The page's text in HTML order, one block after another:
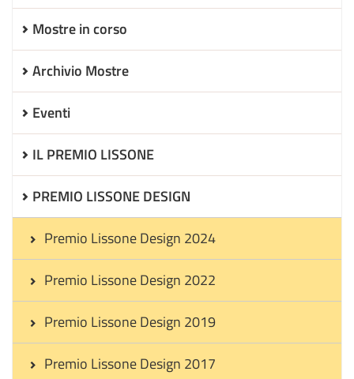
Mostre in corso
Archivio Mostre
Eventi
IL PREMIO LISSONE
PREMIO LISSONE DESIGN
Premio Lissone Design 2024
Premio Lissone Design 2022
Premio Lissone Design 2019
Premio Lissone Design 2017